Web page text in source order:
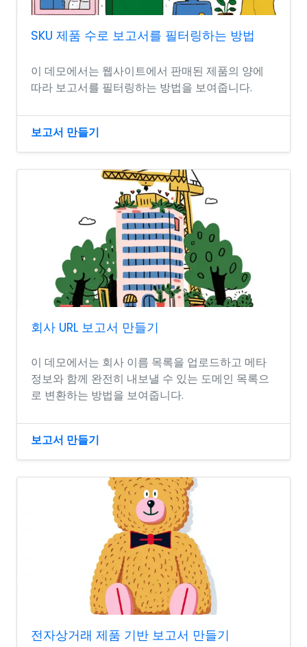
SKU 제품 수로 보고서를 필터링하는 방법
이 데모에서는 웹사이트에서 판매된 제품의 양에
따라 보고서를 필터링하는 방법을 보여줍니다.
보고서 만들기
회사 URL 보고서 만들기
이 데모에서는 회사 이름 목록을 업로드하고 메타
정보와 함께 완전히 내보낼 수 있는 도메인 목록으
로 변환하는 방법을 보여줍니다.
보고서 만들기
전자상거래 제품 기반 보고서 만들기